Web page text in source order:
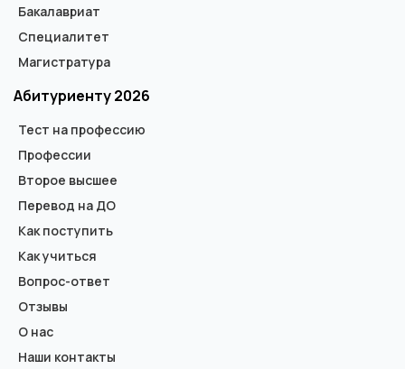
Бакалавриат
Специалитет
Магистратура
Абитуриенту 2026
Тест на профессию
Профессии
Второе высшее
Перевод на ДО
Как поступить
Как учиться
Вопрос-ответ
Отзывы
О нас
Наши контакты